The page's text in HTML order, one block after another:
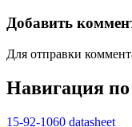
Добавить
Для отправки
Навигация
15-92-1060 datasheet